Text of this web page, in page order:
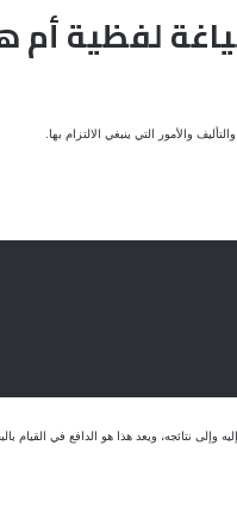
لفظية
والأمور التي ينبغي الالتزام بها.
نتائجه، ويعد هذا هو الدافع في القيام